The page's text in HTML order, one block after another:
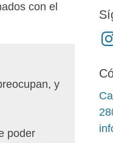
con el
y
poder